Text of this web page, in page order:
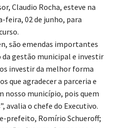
Claudio Rocha, esteve na
feira, 02 de junho, para
são emendas importantes
gestão municipal e investir
investir da melhor forma
que agradecer a parceria e
nosso município, pois quem
avalia o chefe do Executivo.
prefeito, Romírio Schueroff;